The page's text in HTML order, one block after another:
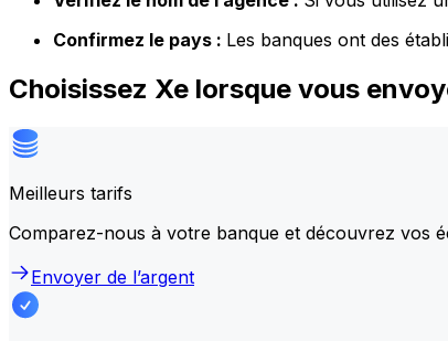
Confirmez le pays : Les banques ont des
Choisissez Xe lorsque vous
Meilleurs tarifs
Comparez-nous à votre banque et découvrez vos
Envoyer de l’argent